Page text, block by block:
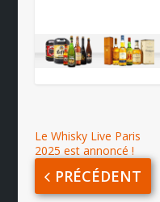
Le Whisky Live Paris
2025 est annoncé !
PRÉCÉDENT